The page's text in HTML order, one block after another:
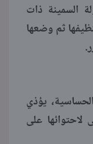
السمينة ذات
ثم وضعها
يؤذي
لاحتوائها على